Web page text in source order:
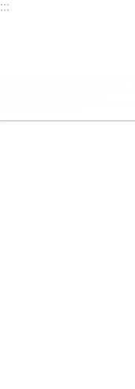
跳到主要內容區塊
:::